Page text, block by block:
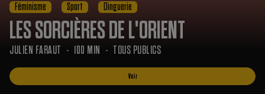
Féminisme Sport Dinguerie
LES SORCIÈRES DE L'ORIENT
JULIEN FARAUT 100 MIN TOUS PUBLICS
Voir